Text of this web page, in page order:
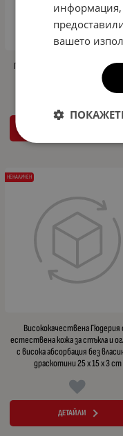
Гъба за автомобилно табло с
на ванилия Dunlop
Висококачествена
естествена кожа за стъкла и
с висока абсорбация без
драскотини 25 x 15 x 3 cm
ДЕТАЙЛИ
НЕНАЛИЧЕН
информация,
вашето